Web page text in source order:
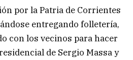
por la Patria de Corrientes
entregando folletería,
con los vecinos para hacer
de Sergio Massa y